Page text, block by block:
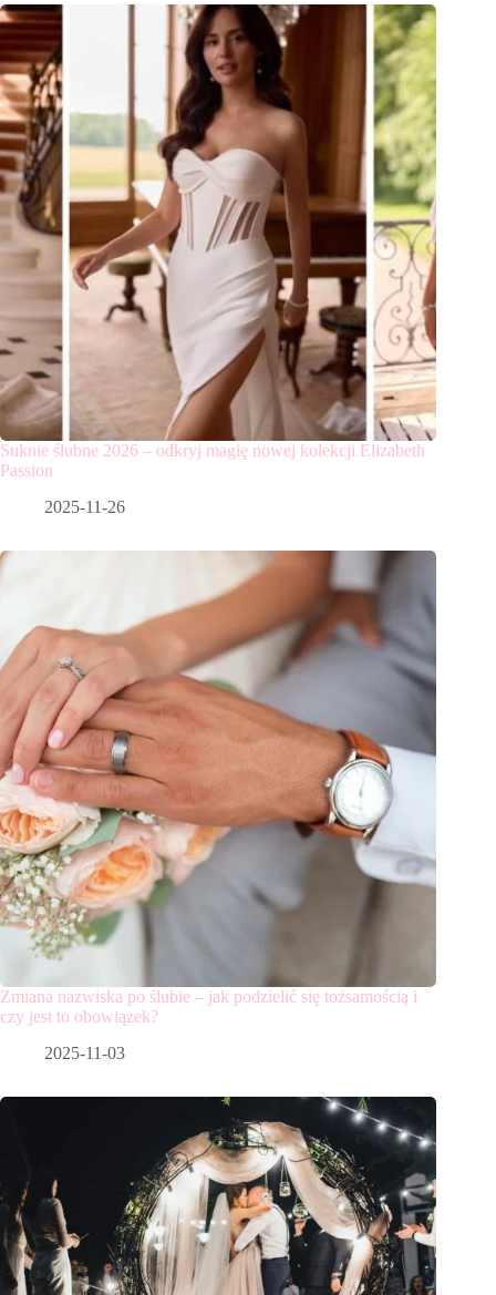
Suknie ślubne 2026 – odkryj magię nowej kolekcji Elizabeth
Passion
2025-11-26
Zmiana nazwiska po ślubie – jak podzielić się tożsamością i
czy jest to obowiązek?
2025-11-03